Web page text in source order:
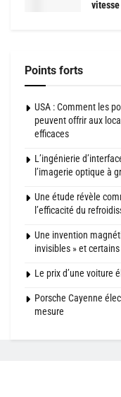
vitesse
Points forts
USA : Comment les
peuvent offrir aux
efficaces
L’ingénierie
l’imagerie optique à
Une étude révèle
l’efficacité du
Une invention
invisibles » et certains
Le prix d’une voiture
Porsche Cayenne
mesure